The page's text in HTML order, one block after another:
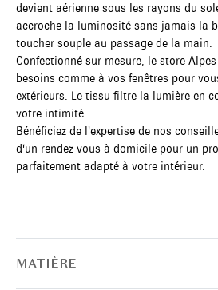
devient aérienne sous les rayons du
accroche la luminosité sans jamais la
toucher souple au passage de la main.
Confectionné sur mesure, le store
besoins comme à vos fenêtres pour
extérieurs. Le tissu filtre la lumière en
votre intimité.
Bénéficiez de l'expertise de nos
d'un rendez-vous à domicile pour un
parfaitement adapté à votre intérieur.
MATIÈRE